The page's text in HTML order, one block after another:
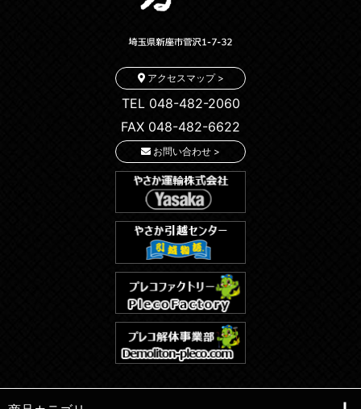
アクセスマップ >
TEL 048-482-2060
FAX 048-482-6622
お問い合わせ >